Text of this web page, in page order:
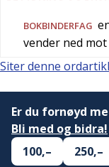
BOKBINDERFAG
vender ned
Siter denne
Er du fornøyd
Bli med og bidra!
100,–
250,–